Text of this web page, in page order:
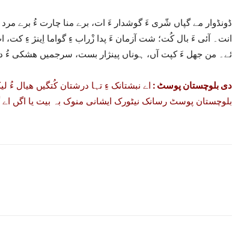
ڈونڈوار مے گپاں شّری ءَ گوشدار ءَ ات، برے منا چارت ءُ برے
انت۔ آئی ءَ بال کُت؛ شت آزمان ءَ پدا زْراب ءِ گواما اِینژ
ئے۔ من جھل ءَ کپت آں، ہوناں پینژار بست، سرجمیں ھشکی ءُ
دی بلوچستان پوسٹ : اے نبشتانک ءِ تہا درشتان کُتگیں ھیال ءُ
بلوچستان پوسٹ رسانک نیٹورک ایشانی منوک بہ بیت یا اگں